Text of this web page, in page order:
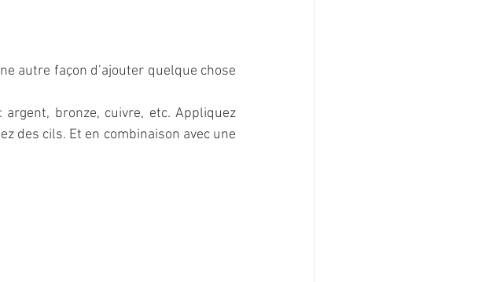
autre façon d’ajouter quelque chose
bronze, cuivre, etc. Appliquez
des cils. Et en combinaison avec une